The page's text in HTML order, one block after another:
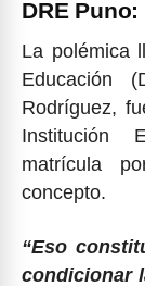
DRE
La polémica
Educación
Rodríguez,
Institución
matrícula
concepto.
“Eso
condicionar